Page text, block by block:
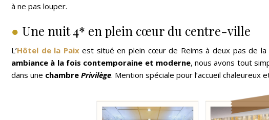
à ne pas louper.
● Une nuit 4* en plein cœur du centre-ville
L’Hôtel de la Paixest situé en plein cœur de Reims à deux pas de la
ambiance à la fois contemporaine et moderne, nous avons tout
dans une chambre Privilège. Mention spéciale pour l’accueil chaleureux